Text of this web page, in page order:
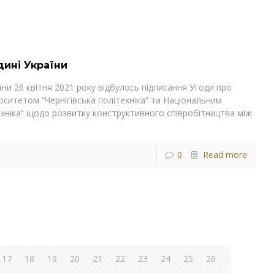
України
26 квітня 2021 року відбулось підписання Угоди про
“Чернігівська політехніка” та Національним
щодо розвитку конструктивного співробітництва між
0 Read more
17 18 19 20 21 22 23 24 25
26